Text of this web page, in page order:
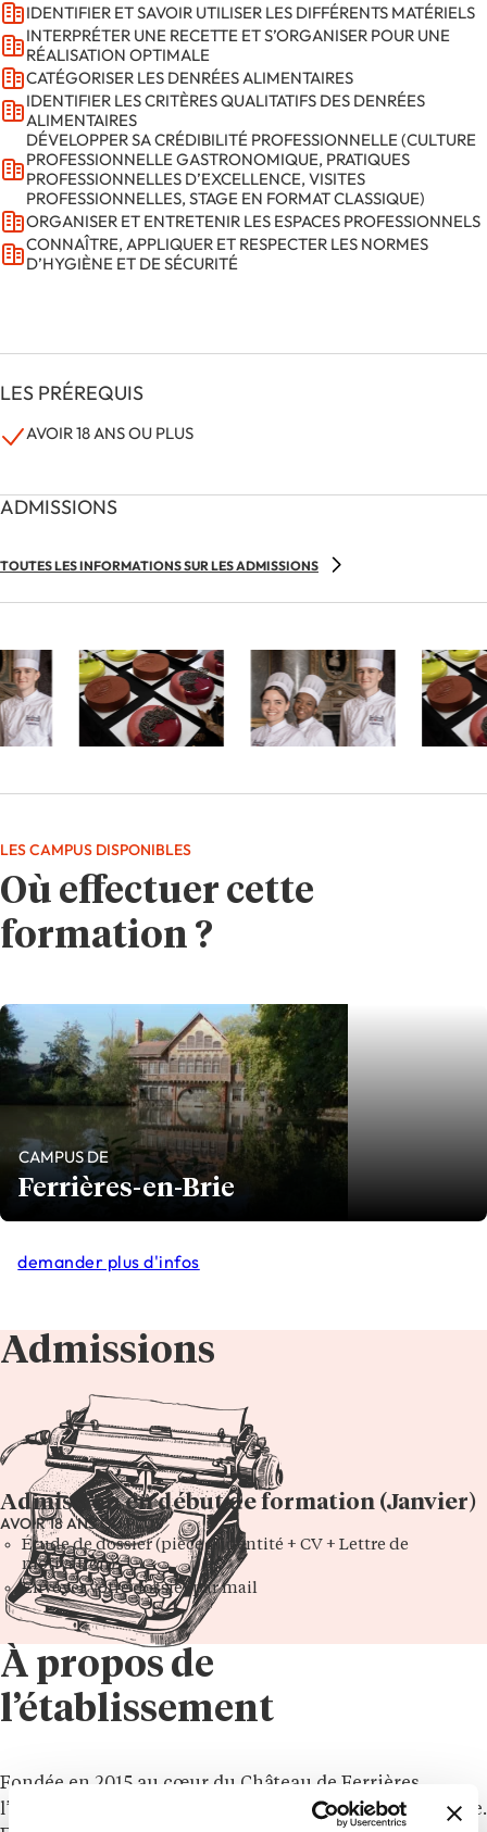
IDENTIFIER ET SAVOIR UTILISER LES DIFFÉRENTS MATÉRIELS
INTERPRÉTER UNE RECETTE ET S’ORGANISER POUR UNE
RÉALISATION OPTIMALE
CATÉGORISER LES DENRÉES ALIMENTAIRES
IDENTIFIER LES CRITÈRES QUALITATIFS DES DENRÉES
ALIMENTAIRES
DÉVELOPPER SA CRÉDIBILITÉ PROFESSIONNELLE (CULTURE
PROFESSIONNELLE GASTRONOMIQUE, PRATIQUES
PROFESSIONNELLES D’EXCELLENCE, VISITES
PROFESSIONNELLES, STAGE EN FORMAT CLASSIQUE)
ORGANISER ET ENTRETENIR LES ESPACES PROFESSIONNELS
CONNAÎTRE, APPLIQUER ET RESPECTER LES NORMES
D’HYGIÈNE ET DE SÉCURITÉ
LES PRÉREQUIS
AVOIR 18 ANS OU PLUS
ADMISSIONS
TOUTES LES INFORMATIONS SUR LES ADMISSIONS
Où effectuer cette
formation ?
LES CAMPUS DISPONIBLES
CAMPUS DE
Ferrières-en-Brie
demander plus d'infos
Admissions
Admission en début de formation (Janvier)
AVOIR 18 ANS OU PLUS
Étude de dossier (pièce d'identité + CV + Lettre de
motivation)
Envoyer votre dossier par mail
À propos de
l’établissement
Fondée en 2015 au cœur du Château de Ferrières,
l’École
s’inscrit dans un lieu chargé d’histoire.